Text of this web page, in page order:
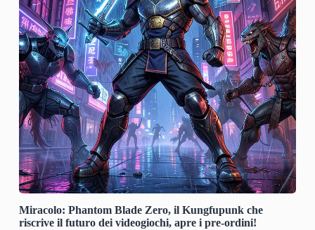
Miracolo: Phantom Blade Zero, il Kungfupunk che
riscrive il futuro dei videogiochi, apre i pre-ordini!